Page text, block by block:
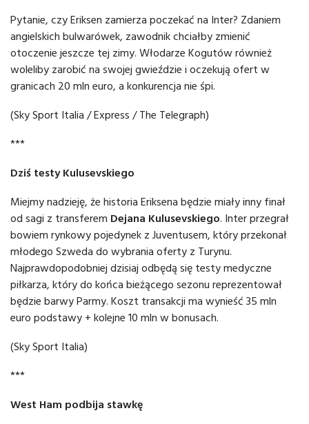
Pytanie, czy Eriksen zamierza poczekać na Inter? Zdaniem
angielskich bulwarówek, zawodnik chciałby zmienić
otoczenie jeszcze tej zimy. Włodarze Kogutów również
woleliby zarobić na swojej gwieździe i oczekują ofert w
granicach 20 mln euro, a konkurencja nie śpi.
(Sky Sport Italia / Express / The Telegraph)
***
Dziś testy Kulusevskiego
Miejmy nadzieję, że historia Eriksena będzie miały inny finał
od sagi z transferem Dejana Kulusevskiego. Inter przegrał
bowiem rynkowy pojedynek z Juventusem, który przekonał
młodego Szweda do wybrania oferty z Turynu.
Najprawdopodobniej dzisiaj odbędą się testy medyczne
piłkarza, który do końca bieżącego sezonu reprezentował
będzie barwy Parmy. Koszt transakcji ma wynieść 35 mln
euro podstawy + kolejne 10 mln w bonusach.
(Sky Sport Italia)
***
West Ham podbija stawkę